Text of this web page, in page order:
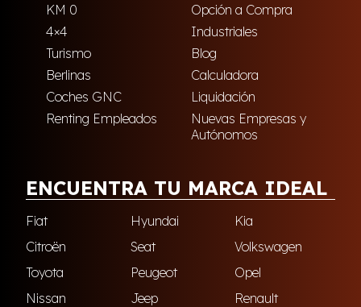
KM 0
Opción a Compra
4×4
Industriales
Turismo
Blog
Berlinas
Calculadora
Coches GNC
Liquidación
Renting Empleados
Nuevas Empresas y
Autónomos
ENCUENTRA TU MARCA IDEAL
Fiat Hyundai
Kia
Citroën
Seat
Volkswagen
Toyota
Peugeot
Opel
Nissan
Jeep
Renault